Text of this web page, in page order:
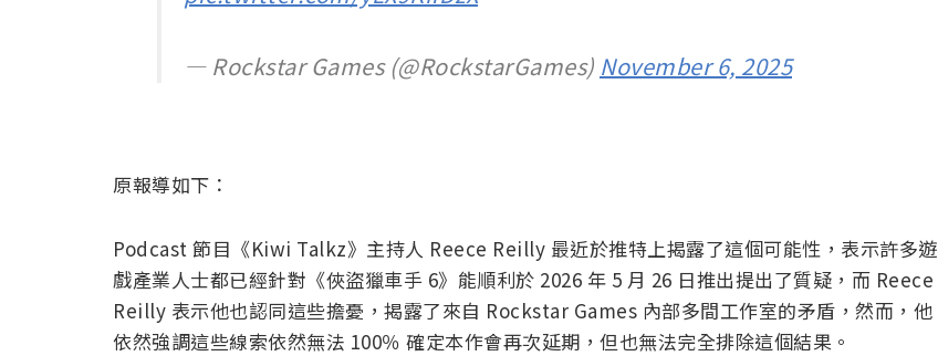
— Rockstar Games (@RockstarGames) November 6, 2025
原報導如下：
Podcast 節目《Kiwi Talkz》主持人 Reece Reilly 最近於推特上揭露了這個可能性，表示許多遊
戲產業人士都已經針對《俠盜獵車手 6》能順利於 2026 年 5 月 26 日推出提出了質疑，而 Reece
Reilly 表示他也認同這些擔憂，揭露了來自 Rockstar Games 內部多間工作室的矛盾，然而，他
依然強調這些線索依然無法 100％ 確定本作會再次延期，但也無法完全排除這個結果。